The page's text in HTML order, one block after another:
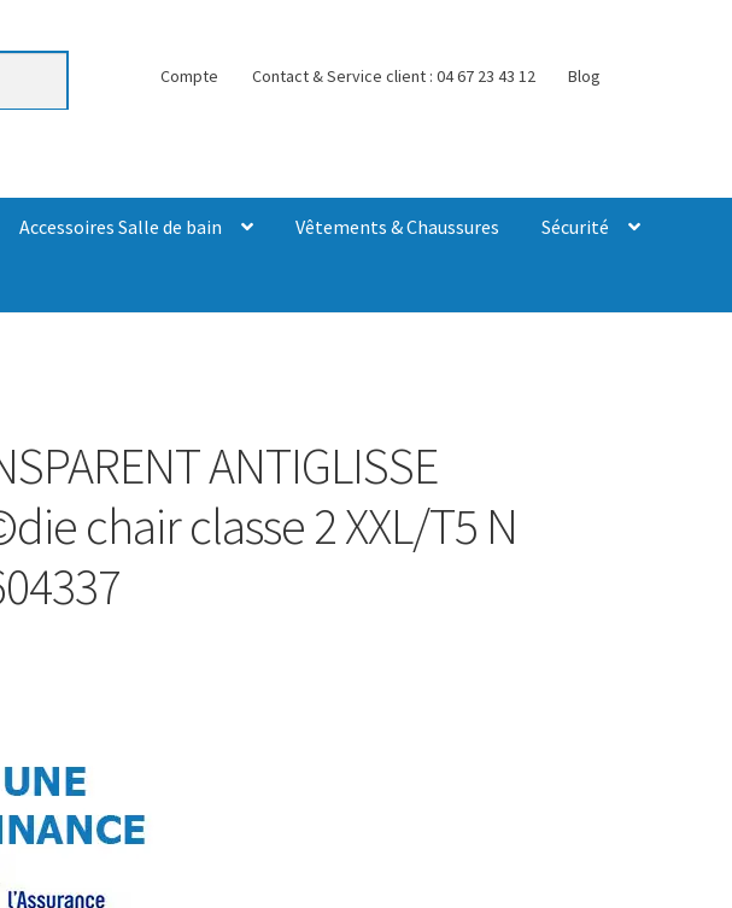
Compte Contact & Service client : 04 67 23 43 12 Blog
Accessoires Salle de bain Vêtements & Chaussures Sécurité
ANTIGLISSE
chair classe 2 XXL/T5 N